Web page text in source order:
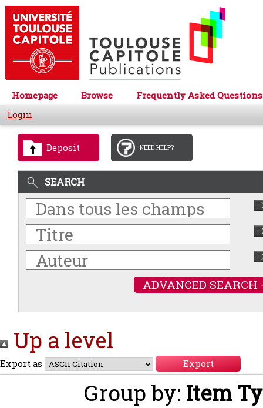
Homepage Browse
Frequently Asked Questions
Login
Deposit NEED HELP?
SEARCH
ADVANCED SEARCH
Up a level
Export as
Group by: Item